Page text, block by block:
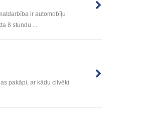
ir automobīļu
8 stundu ...
pakāpi, ar kādu cilvēki